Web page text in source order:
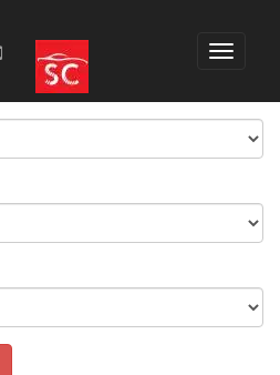
Toggle
И МОДЕЛЬ